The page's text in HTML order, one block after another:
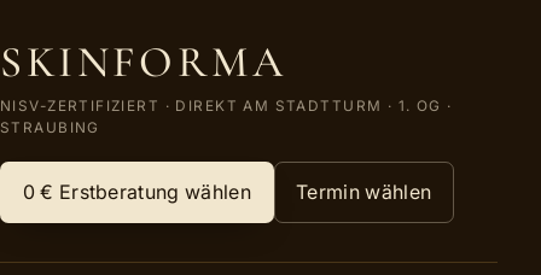
SKINFORMA
NISV-ZERTIFIZIERT · DIREKT AM STADTTURM · 1. OG ·
STRAUBING
0 € Erstberatung wählen Termin wählen